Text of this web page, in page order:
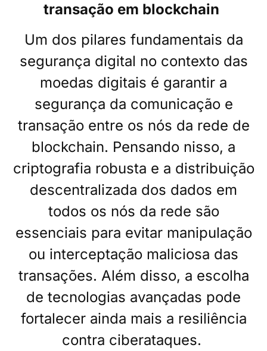
transação em blockchain
Um dos pilares fundamentais da
segurança digital no contexto das
moedas digitais é garantir a
segurança da comunicação e
transação entre os nós da rede de
blockchain. Pensando nisso, a
criptografia robusta e a distribuição
descentralizada dos dados em
todos os nós da rede são
essenciais para evitar manipulação
ou interceptação maliciosa das
transações. Além disso, a escolha
de tecnologias avançadas pode
fortalecer ainda mais a resiliência
contra ciberataques.